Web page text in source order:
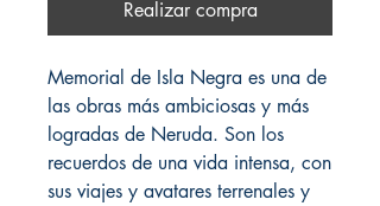
Realizar compra
Memorial de Isla Negra es una de
las obras más ambiciosas y más
logradas de Neruda. Son los
recuerdos de una vida intensa, con
sus viajes y avatares terrenales y